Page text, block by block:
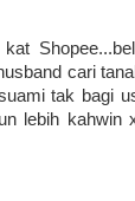
cari
tak bagi
lebih